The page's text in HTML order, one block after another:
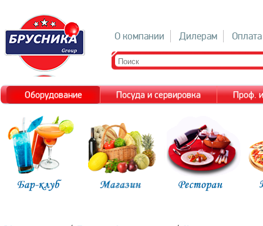
О компании Дилерам Оплата
Оборудование Посуда и сервировка Проф.